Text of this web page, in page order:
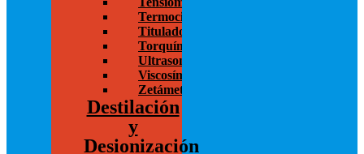
Termocicladores
Titulador
Torquímetros
Ultrasonido
Viscosímetros
Zetámetro
Destilación
y
Desionización